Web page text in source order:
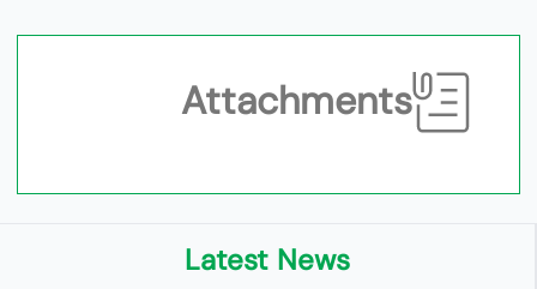
Attachments
Latest News